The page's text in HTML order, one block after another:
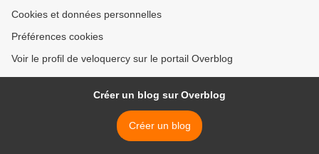
Cookies et données personnelles
Préférences cookies
Voir le profil de veloquercy sur le portail Overblog
Créer un blog sur Overblog
Créer un blog